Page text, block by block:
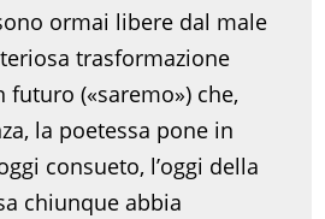
ormai libere dal male
trasformazione
(«saremo») che,
la poetessa pone in
consueto, l’oggi della
chiunque abbia